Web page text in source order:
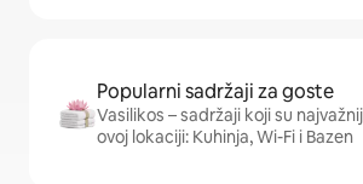
Popularni sadržaji za goste
Vasilikos – sadržaji koji su
ovoj lokaciji: Kuhinja, Wi-Fi i Bazen